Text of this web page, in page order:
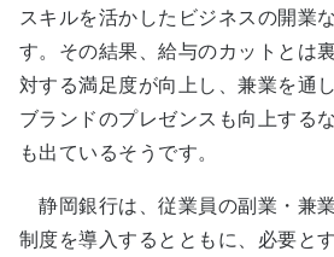
スキルを活かしたビジネスの開業
す。その結果、給与のカットとは
対する満足度が向上し、兼業を通
ブランドのプレゼンスも向上する
も出ているそうです。
静岡銀行は、従業員の副業・兼
制度を導入するとともに、必要と